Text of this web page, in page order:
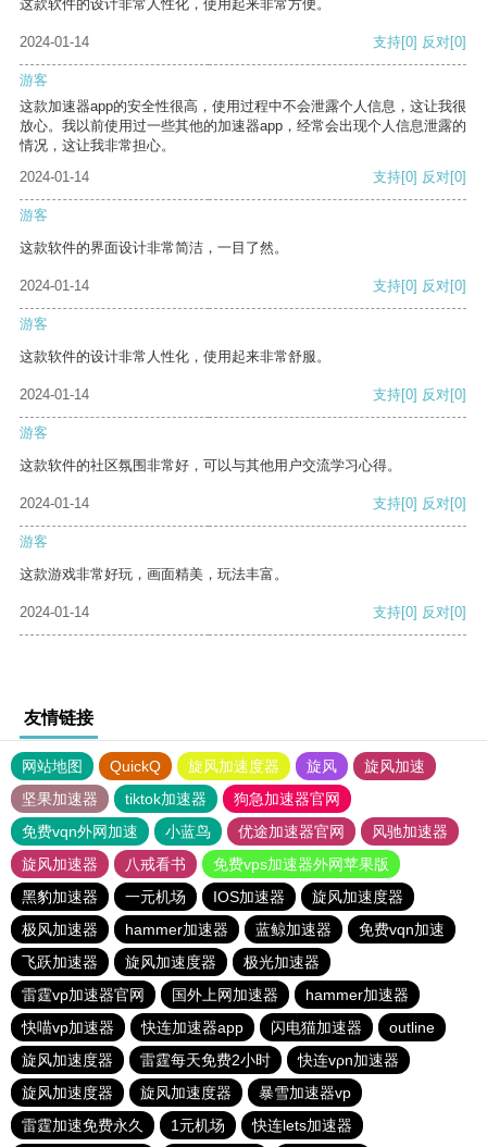
这款软件的设计非常人性化，使用起来非常方便。
2024-01-14 支持[0] 反对[0]
游客
这款加速器app的安全性很高，使用过程中不会泄露个人信息，这让我很
放心。我以前使用过一些其他的加速器app，经常会出现个人信息泄露的
情况，这让我非常担心。
2024-01-14
支持[0] 反对[0]
游客
这款软件的界面设计非常简洁，一目了然。
2024-01-14 支持[0] 反对[0]
游客
这款软件的设计非常人性化，使用起来非常舒服。
2024-01-14 支持[0] 反对[0]
游客
这款软件的社区氛围非常好，可以与其他用户交流学习心得。
2024-01-14 支持[0] 反对[0]
游客
这款游戏非常好玩，画面精美，玩法丰富。
2024-01-14 支持[0] 反对[0]
友情链接
网站地图 QuickQ 旋风加速度器 旋风
旋风加速
坚果加速器
tiktok加速器
狗急加速器官网
免费vqn外网加速
小蓝鸟 优途加速器官网
风驰加速器
旋风加速器
八戒看书
免费vps加速器外网苹果版
黑豹加速器
一元机场 IOS加速器
旋风加速度器
极风加速器
hammer加速器 蓝鲸加速器
免费vqn加速
飞跃加速器
旋风加速度器
极光加速器
雷霆vp加速器官网
国外上网加速器
hammer加速器
快喵vp加速器
快连加速器app 闪电猫加速器
outline
旋风加速度器
雷霆每天免费2小时
快连vρn加速器
旋风加速度器
旋风加速度器
暴雪加速器vp
雷霆加速免费永久
1元机场 快连lets加速器